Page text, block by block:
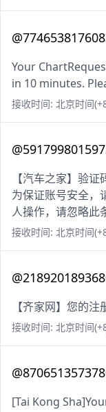
Your
in 10 minutes.
接收时间: 北京时间
【汽车之家】验
为保证账号安全，
人操作，请忽略此
接收时间: 北京时间
【齐家网】您的注
接收时间: 北京时间
[Tai Kong